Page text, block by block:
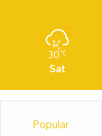
30℃
Sat
Popular